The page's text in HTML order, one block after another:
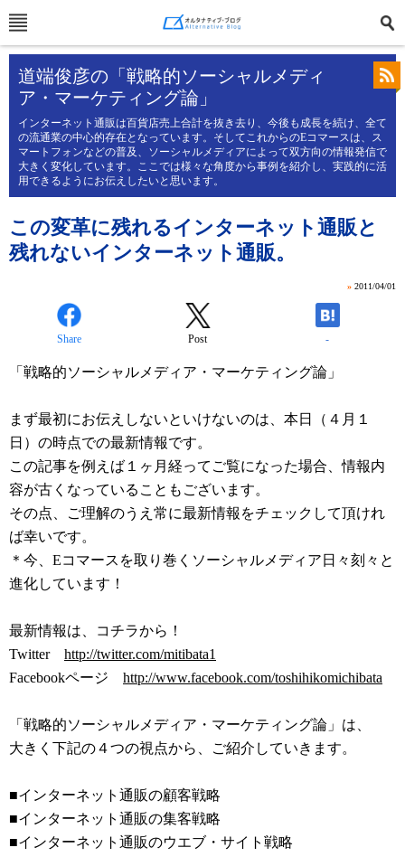
道端俊彦の「戦略的ソーシャルメディ
ア・マーケティング論」
インターネット通販は百貨店売上合計を抜き去り、今後も成長を続け、全て
の流通業の中心的存在となっています。そしてこれからのEコマースは、ス
マートフォンなどの普及、ソーシャルメディアによって双方向の情報発信で
大きく変化しています。ここでは様々な角度から事例を紹介し、実践的に活
用できるようにお伝えしたいと思います。
この変革に残れるインターネット通販と
残れないインターネット通販。
» 2011/04/01
Share Post -
「戦略的ソーシャルメディア・マーケティング論」
まず最初にお伝えしないといけないのは、本日（４月１
日）の時点での最新情報です。
この記事を例えば１ヶ月経ってご覧になった場合、情報内
容が古くなっていることもございます。
その点、ご理解のうえ常に最新情報をチェックして頂けれ
ば幸いです。
＊今、Eコマースを取り巻くソーシャルメディア日々刻々と
進化しています！
最新情報は、コチラから！
Twitter http://twitter.com/mitibata1
Facebookページ http://www.facebook.com/toshihikomichibata
「戦略的ソーシャルメディア・マーケティング論」は、
大きく下記の４つの視点から、ご紹介していきます。
■インターネット通販の顧客戦略
■インターネット通販の集客戦略
■インターネット通販のウエブ・サイト戦略